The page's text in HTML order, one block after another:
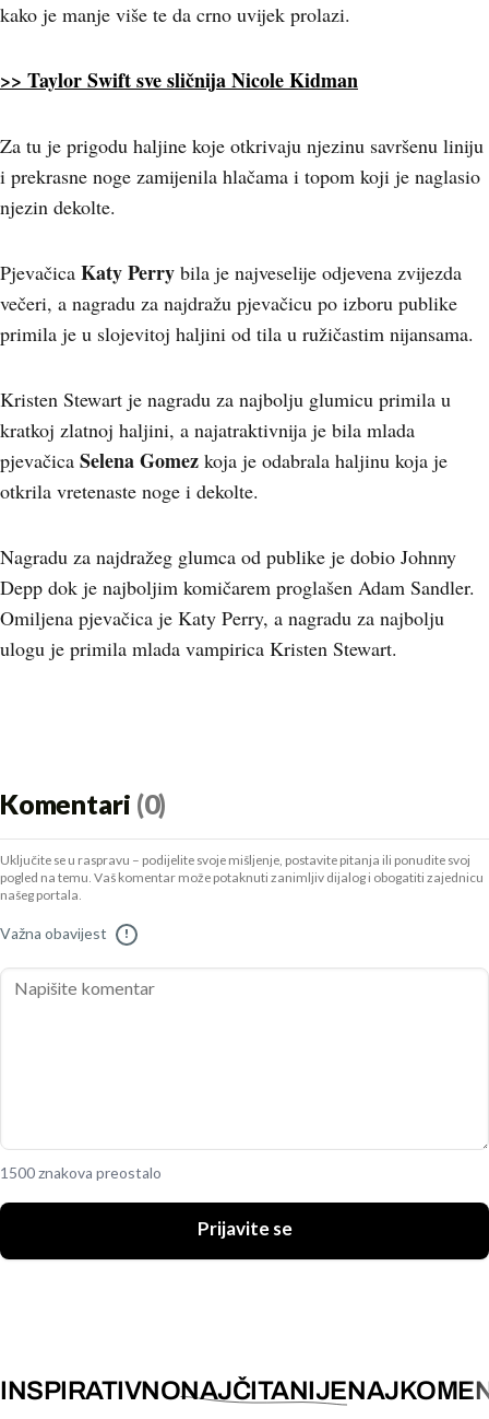
kako je manje više te da crno uvijek prolazi.
>> Taylor Swift sve sličnija Nicole Kidman
Za tu je prigodu haljine koje otkrivaju njezinu savršenu liniju
i prekrasne noge zamijenila hlačama i topom koji je naglasio
njezin dekolte.
Pjevačica Katy Perry bila je najveselije odjevena zvijezda
večeri, a nagradu za najdražu pjevačicu po izboru publike
primila je u slojevitoj haljini od tila u ružičastim nijansama.
Kristen Stewart je nagradu za najbolju glumicu primila u
kratkoj zlatnoj haljini, a najatraktivnija je bila mlada
pjevačica Selena Gomez koja je odabrala haljinu koja je
otkrila vretenaste noge i dekolte.
Nagradu za najdražeg glumca od publike je dobio Johnny
Depp dok je najboljim komičarem proglašen Adam Sandler.
Omiljena pjevačica je Katy Perry, a nagradu za najbolju
ulogu je primila mlada vampirica Kristen Stewart.
Komentari (0)
Uključite se u raspravu – podijelite svoje mišljenje, postavite pitanja ili ponudite svoj
pogled na temu. Vaš komentar može potaknuti zanimljiv dijalog i obogatiti zajednicu
našeg portala.
Važna obavijest !
1500 znakova preostalo
Prijavite se
INSPIRATIVNONAJČITANIJE